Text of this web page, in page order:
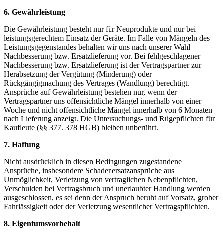
6. Gewährleistung
Die Gewährleistung besteht nur für Neuprodukte und nur bei
leistungsgerechtem Einsatz der Geräte. Im Falle von Mängeln des
Leistungsgegenstandes behalten wir uns nach unserer Wahl
Nachbesserung bzw. Ersatzlieferung vor. Bei fehlgeschlagener
Nachbesserung bzw. Ersatzlieferung ist der Vertragspartner zur
Herabsetzung der Vergütung (Minderung) oder
Rückgängigmachung des Vertrages (Wandlung) berechtigt.
Ansprüche auf Gewährleistung bestehen nur, wenn der
Vertragspartner uns offensichtliche Mängel innerhalb von einer
Woche und nicht offensichtliche Mängel innerhalb von 6 Monaten
nach Lieferung anzeigt. Die Untersuchungs- und Rügepflichten für
Kaufleute (§§ 377. 378 HGB) bleiben unberührt.
7. Haftung
Nicht ausdrücklich in diesen Bedingungen zugestandene
Ansprüche, insbesondere Schadenersatzansprüche aus
Unmöglichkeit, Verletzung von vertraglichen Nebenpflichten,
Verschulden bei Vertragsbruch und unerlaubter Handlung werden
ausgeschlossen, es sei denn der Anspruch beruht auf Vorsatz, grober
Fahrlässigkeit oder der Verletzung wesentlicher Vertragspflichten.
8. Eigentumsvorbehalt